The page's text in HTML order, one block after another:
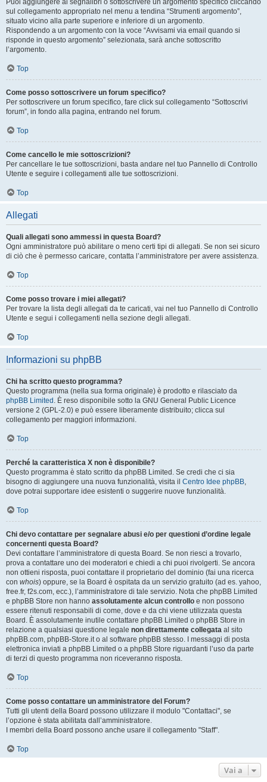
Puoi aggiungere ai segnalibri o sottoscrivere un argomento specifico cliccando
sul collegamento appropriato nel menu a tendina “Strumenti argomento”,
situato vicino alla parte superiore e inferiore di un argomento.
Rispondendo a un argomento con la voce “Avvisami via email quando si
risponde in questo argomento” selezionata, sarà anche sottoscritto
l’argomento.
Top
Come posso sottoscrivere un forum specifico?
Per sottoscrivere un forum specifico, fare click sul collegamento “Sottoscrivi
forum”, in fondo alla pagina, entrando nel forum.
Top
Come cancello le mie sottoscrizioni?
Per cancellare le tue sottoscrizioni, basta andare nel tuo Pannello di Controllo
Utente e seguire i collegamenti alle tue sottoscrizioni.
Top
Allegati
Quali allegati sono ammessi in questa Board?
Ogni amministratore può abilitare o meno certi tipi di allegati. Se non sei sicuro
di ciò che è permesso caricare, contatta l’amministratore per avere assistenza.
Top
Come posso trovare i miei allegati?
Per trovare la lista degli allegati da te caricati, vai nel tuo Pannello di Controllo
Utente e segui i collegamenti nella sezione degli allegati.
Top
Informazioni su phpBB
Chi ha scritto questo programma?
Questo programma (nella sua forma originale) è prodotto e rilasciato da
phpBB Limited . È reso disponibile sotto la GNU General Public Licence
versione 2 (GPL-2.0) e può essere liberamente distribuito; clicca sul
collegamento per maggiori informazioni.
Top
Perché la caratteristica X non è disponibile?
Questo programma è stato scritto da phpBB Limited. Se credi che ci sia
bisogno di aggiungere una nuova funzionalità, visita il Centro Idee phpBB,
dove potrai supportare idee esistenti o suggerire nuove funzionalità.
Top
Chi devo contattare per segnalare abusi e/o per questioni d’ordine legale
concernenti questa Board?
Devi contattare l’amministratore di questa Board. Se non riesci a trovarlo,
prova a contattare uno dei moderatori e chiedi a chi puoi rivolgerti. Se ancora
non ottieni risposta, puoi contattare il proprietario del dominio (fai una ricerca
con whois) oppure, se la Board è ospitata da un servizio gratuito (ad es. yahoo,
free.fr, f2s.com, ecc.), l’amministratore di tale servizio. Nota che phpBB Limited
e phpBB Store non hanno assolutamente alcun controllo e non possono
essere ritenuti responsabili di come, dove e da chi viene utilizzata questa
Board. È assolutamente inutile contattare phpBB Limited o phpBB Store in
relazione a qualsiasi questione legale non direttamente collegata al sito
phpBB.com, phpBB-Store.it o al software phpBB stesso. I messaggi di posta
elettronica inviati a phpBB Limited o a phpBB Store riguardanti l’uso da parte
di terzi di questo programma non riceveranno risposta.
Top
Come posso contattare un amministratore del Forum?
Tutti gli utenti della Board possono utilizzare il modulo "Contattaci", se
l’opzione è stata abilitata dall’amministratore.
I membri della Board possono anche usare il collegamento "Staff".
Top
Vai a